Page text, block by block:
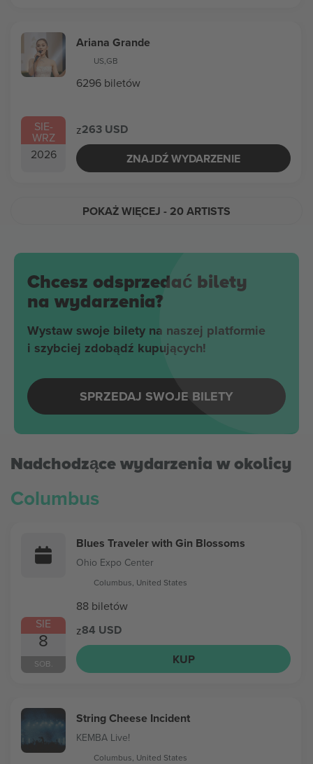
SIE-
WRZ
2026
Ariana Grande
US,GB
6296 biletów
z263 USD
ZNAJDŹ WYDARZENIE
POKAŻ WIĘCEJ - 20 ARTISTS
Chcesz odsprzedać bilety
na wydarzenia?
Wystaw swoje bilety na naszej platformie
i szybciej zdobądź kupujących!
SPRZEDAJ SWOJE BILETY
Nadchodzące wydarzenia w okolicy
Columbus
SIE
8
SOB.
Blues Traveler with Gin Blossoms
Ohio Expo Center
Columbus, United States
88 biletów
z84 USD
KUP
String Cheese Incident
KEMBA Live!
Columbus, United States